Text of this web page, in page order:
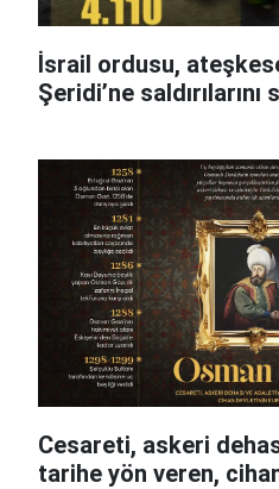
İsrail ordusu,
Şeridi’ne
Cesareti, askeri
tarihe yön veren,